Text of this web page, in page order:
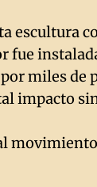
escultura
fue
miles de
impacto